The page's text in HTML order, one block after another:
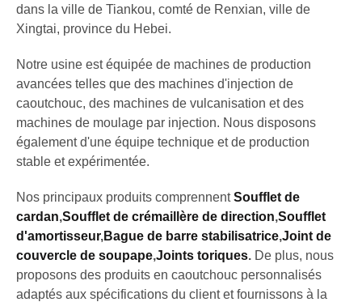
dans la ville de Tiankou, comté de Renxian, ville de
Xingtai, province du Hebei.
Notre usine est équipée de machines de production
avancées telles que des machines d'injection de
caoutchouc, des machines de vulcanisation et des
machines de moulage par injection. Nous disposons
également d'une équipe technique et de production
stable et expérimentée.
Nos principaux produits comprennentSoufflet de
cardan,Soufflet de crémaillère de direction,Soufflet
d'amortisseur,Bague de barre stabilisatrice,Joint de
couvercle de soupape,Joints toriques. De plus, nous
proposons des produits en caoutchouc personnalisés
adaptés aux spécifications du client et fournissons à la